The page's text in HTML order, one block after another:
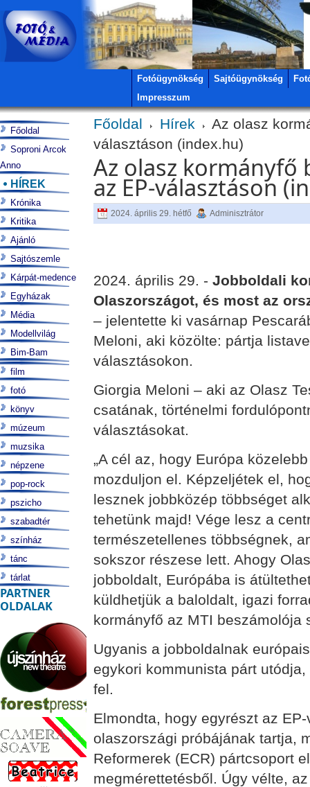
Fotóügynökség Sajtóügynökség
Impresszum
Főoldal Hírek
Az olasz
választáson (index.hu)
Az olasz
az EP-választáson
2024. április 29. hétfő Adminisztrátor
2024. április 29. - Jobboldali
Olaszországot, és most az
– jelentette ki vasárnap
Meloni, aki közölte: pártja
választásokon.
Giorgia Meloni – aki az Olasz
csatának, történelmi
választásokat.
„A cél az, hogy Európa
mozduljon el. Képzeljétek el,
lesznek jobbközép többséget
tehetünk majd! Vége lesz a
természetellenes többségnek,
sokszor részese lett. Ahogy
jobboldalt, Európába is
küldhetjük a baloldalt, igazi
kormányfő az MTI beszámolója
Ugyanis a jobboldalnak
egykori kommunista párt
fel.
Elmondta, hogy egyrészt az
olaszországi próbájának tartja,
Reformerek (ECR) pártcsoport
megmérettetésből. Úgy vélte,
Főoldal
Soproni Arcok
Anno
HÍREK
Krónika
Kritika
Ajánló
Sajtószemle
Kárpát-medence
Egyházak
Média
Modellvilág
Bim-Bam
film
fotó
könyv
múzeum
muzsika
népzene
pop-rock
pszicho
szabadtér
színház
tánc
tárlat
PARTNER
OLDALAK